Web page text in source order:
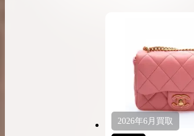
2026年6月 買取